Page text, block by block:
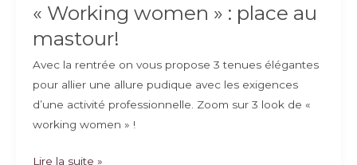
« Working women » : place au
mastour!
Avec la rentrée on vous propose 3 tenues élégantes
pour allier une allure pudique avec les exigences
d’une activité professionnelle. Zoom sur 3 look de «
working women » !
« Working
Lire la suite »